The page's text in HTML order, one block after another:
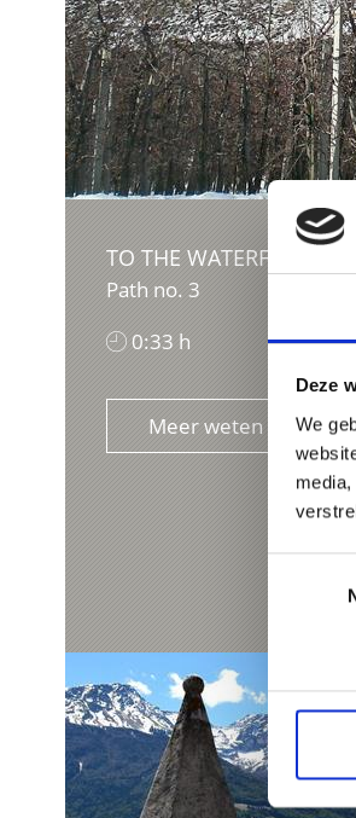
Deze
We
TO THE WATERFALL OF
Path no. 3
0:33 h
Meer weten